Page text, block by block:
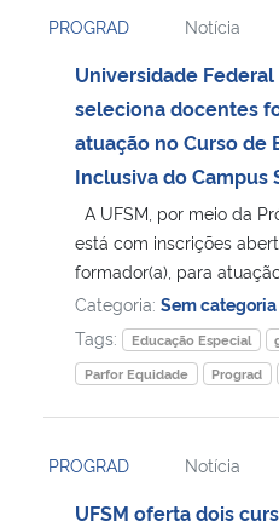
PROGRAD Notícia
Universidade
seleciona docentes
atuação no Curso de
Inclusiva do Campus
A UFSM, por meio da
está com inscrições
formador(a), para
Categoria: Sem categoria
Tags:
Educação Especial
Parfor Equidade
Prograd
PROGRAD Notícia
UFSM oferta dois